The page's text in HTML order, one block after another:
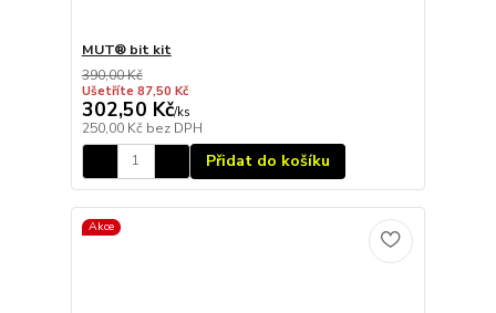
MUT® bit kit
390,00 Kč
Ušetříte 87,50 Kč
302,50 Kč/ks
250,00 Kč bez DPH
Přidat do košíku
Akce